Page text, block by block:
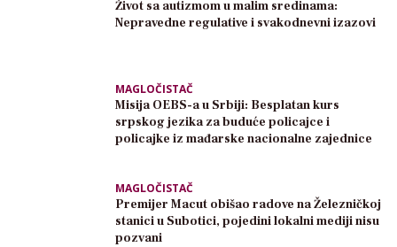
Život sa autizmom u malim sredinama:
Nepravedne regulative i svakodnevni izazovi
MAGLOČISTAČ
Misija OEBS-a u Srbiji: Besplatan kurs
srpskog jezika za buduće policajce i
policajke iz mađarske nacionalne zajednice
MAGLOČISTAČ
Premijer Macut obišao radove na Železničkoj
stanici u Subotici, pojedini lokalni mediji nisu
pozvani